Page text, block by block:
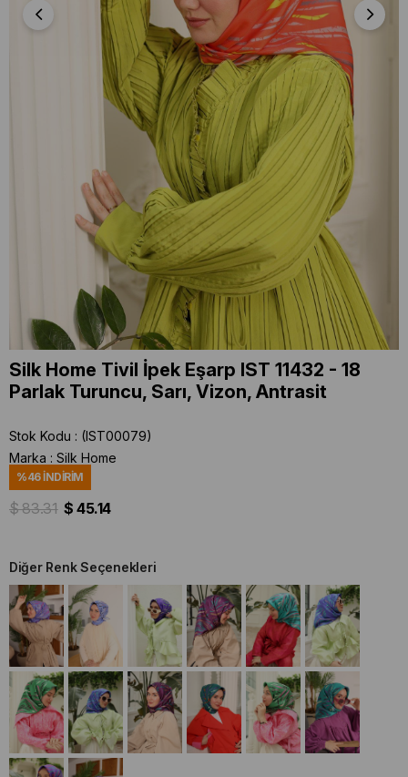
Silk Home Tivil İpek Eşarp IST 11432 - 18
Parlak Turuncu, Sarı, Vizon, Antrasit
Stok Kodu
(IST00079)
Marka : Silk Home
%46İNDIRIM
$ 83.31 $ 45.14
Diğer Renk Seçenekleri